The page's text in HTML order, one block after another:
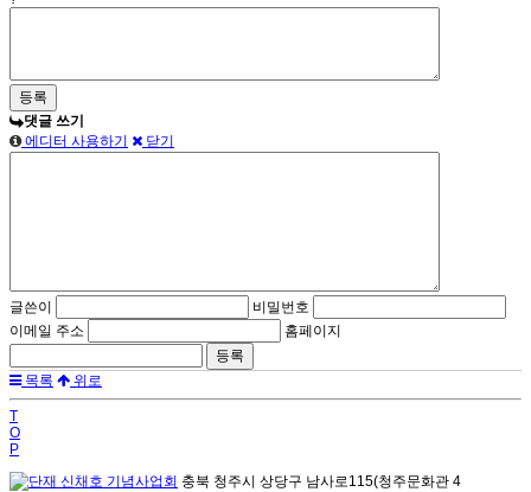
댓글 쓰기
에디터 사용하기
닫기
글쓴이
비밀번호
이메일 주소
홈페이지
목록 위로
T
O
P
충북 청주시 상당구 남사로115(청주문화관 4